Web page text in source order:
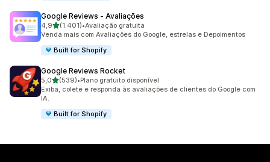
Google Reviews ‑ Avaliações
4,9de 5 estrelas
(1.401)
1401 avaliações ao todo
•Avaliação gratuita
Venda mais com Avaliações do Google, estrelas e Depoimentos
Built for Shopify
Google Reviews Rocket
5,0de 5 estrelas
(539)
539 avaliações ao todo
•Plano gratuito disponível
Exiba, colete e responda às avaliações de clientes do Google com
IA.
Built for Shopify